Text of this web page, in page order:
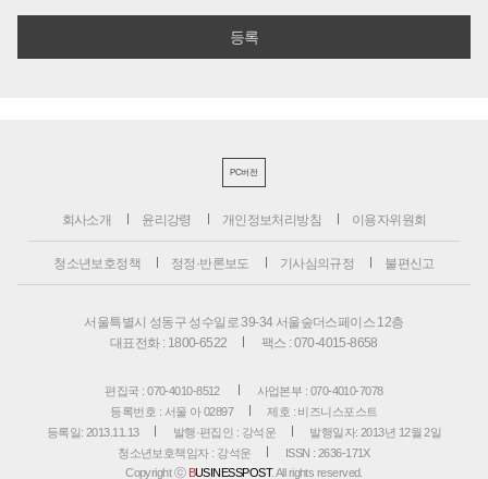
PC버전
회사소개 윤리강령 개인정보처리방침 이용자위원회
청소년보호정책 정정·반론보도 기사심의규정 불편신고
서울특별시 성동구 성수일로 39-34 서울숲더스페이스 12층
대표전화 : 1800-6522
팩스 : 070-4015-8658
편집국 : 070-4010-8512
사업본부 : 070-4010-7078
등록번호 : 서울 아 02897
제호 : 비즈니스포스트
등록일: 2013.11.13
발행·편집인 : 강석운
발행일자: 2013년 12월 2일
청소년보호책임자 : 강석운
ISSN : 2636-171X
Copyright ⓒ BUSINESSPOST. All rights reserved.